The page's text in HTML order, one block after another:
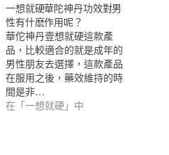
一想就硬華陀神丹功效對男
性有什麽作用呢？
華佗神丹壹想就硬這款產
品，比較適合的就是成年的
男性朋友去選擇，這款產品
在服用之後，藥效維持的時
間是非…
在「一想就硬」中